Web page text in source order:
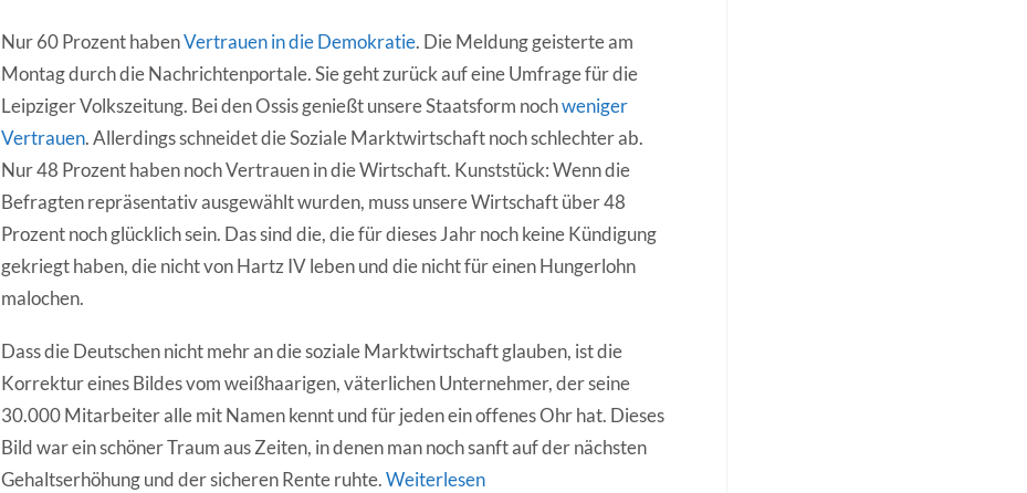
Nur 60 Prozent habenVertrauen in die Demokratie. Die Meldung geisterte am
Montag durch die Nachrichtenportale. Sie geht zurück auf eine Umfrage für die
Leipziger Volkszeitung. Bei den Ossis genießt unsere Staatsform nochweniger
Vertrauen. Allerdings schneidet die Soziale Marktwirtschaft noch schlechter ab.
Nur 48 Prozent haben noch Vertrauen in die Wirtschaft. Kunststück: Wenn die
Befragten repräsentativ ausgewählt wurden, muss unsere Wirtschaft über 48
Prozent noch glücklich sein. Das sind die, die für dieses Jahr noch keine Kündigung
gekriegt haben, die nicht von Hartz IV leben und die nicht für einen Hungerlohn
malochen.
Dass die Deutschen nicht mehr an die soziale Marktwirtschaft glauben, ist die
Korrektur eines Bildes vom weißhaarigen, väterlichen Unternehmer, der seine
30.000 Mitarbeiter alle mit Namen kennt und für jeden ein offenes Ohr hat. Dieses
Bild war ein schöner Traum aus Zeiten, in denen man noch sanft auf der nächsten
Gehaltserhöhung und der sicheren Rente ruhte.Weiterlesen